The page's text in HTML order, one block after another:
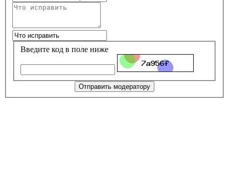
Введите код в поле ниже
Отправить модератору